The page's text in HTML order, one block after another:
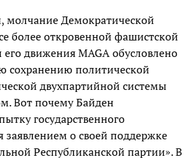
молчание Демократической
более откровенной фашистской
движения MAGA обусловлено
сохранению политической
двухпартийной системы
Вот почему Байден
государственного
заявлением о своей поддержке
Республиканской партии». В